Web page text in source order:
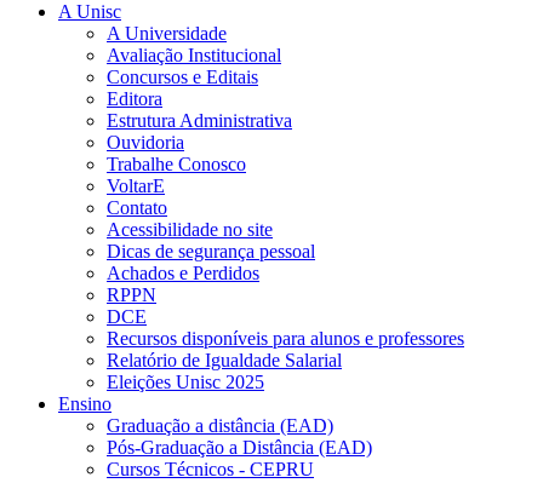
A Unisc
A Universidade
Avaliação Institucional
Concursos e Editais
Editora
Estrutura Administrativa
Ouvidoria
Trabalhe Conosco
VoltarE
Contato
Acessibilidade no site
Dicas de segurança pessoal
Achados e Perdidos
RPPN
DCE
Recursos disponíveis para alunos e professores
Relatório de Igualdade Salarial
Eleições Unisc 2025
Ensino
Graduação a distância (EAD)
Pós-Graduação a Distância (EAD)
Cursos Técnicos - CEPRU